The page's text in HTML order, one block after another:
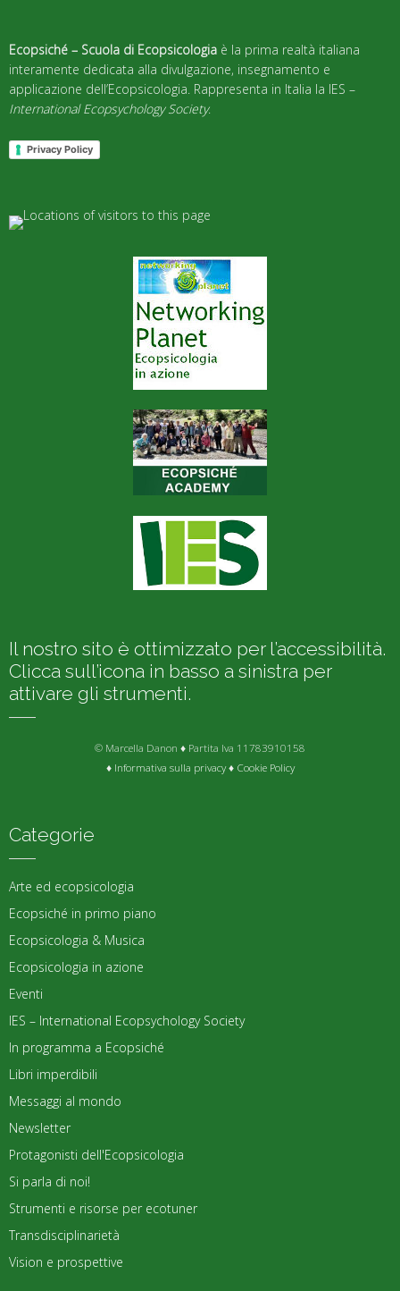
Ecopsiché – Scuola di Ecopsicologia è la prima realtà italiana
interamente dedicata alla divulgazione, insegnamento e
applicazione dell’Ecopsicologia. Rappresenta in Italia la IES –
International Ecopsychology Society.
Privacy Policy
Il nostro sito è ottimizzato per l’accessibilità.
Clicca sull’icona in basso a sinistra per
attivare gli strumenti.
© Marcella Danon ♦ Partita Iva 11783910158
♦ Informativa sulla privacy♦ Cookie Policy
Categorie
Arte ed ecopsicologia
Ecopsiché in primo piano
Ecopsicologia & Musica
Ecopsicologia in azione
Eventi
IES – International Ecopsychology Society
In programma a Ecopsiché
Libri imperdibili
Messaggi al mondo
Newsletter
Protagonisti dell'Ecopsicologia
Si parla di noi!
Strumenti e risorse per ecotuner
Transdisciplinarietà
Vision e prospettive